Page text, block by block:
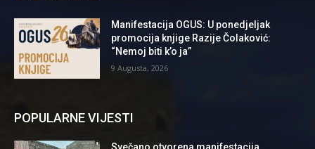
Manifestacija OGUS: U ponedjeljak
promocija knjige Razije Čolaković:
“Nemoj biti k’o ja”
9 Augusta, 2026
POPULARNE VIJESTI
Svečano otvorena manifestacija